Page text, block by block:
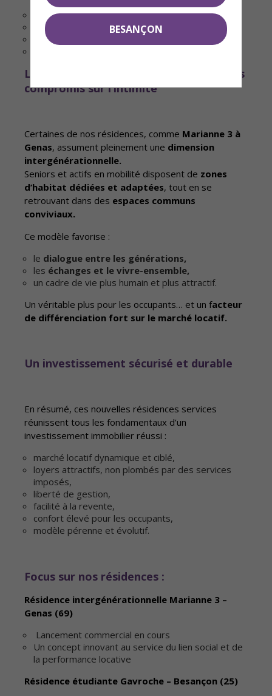
pas de dépendance à un exploitant,
pas de contraintes lourdes en cas de revente,
une liquidité du bien préservée.
L’intergénérationnel : créer du lien, sans
compromis sur l’intimité
Certaines de nos résidences, comme Marianne 3 à
Genas, assument pleinement une dimension
intergénérationnelle.
Seniors et actifs en mobilité disposent de zones
d’habitat dédiées et adaptées, tout en se
retrouvant dans des espaces communs
conviviaux.
Ce modèle favorise :
le dialogue entre les générations,
les échanges et le vivre-ensemble,
un cadre de vie plus humain et plus attractif.
Un véritable plus pour les occupants… et un facteur
de différenciation fort sur le marché locatif.
Un investissement sécurisé et durable
En résumé, ces nouvelles résidences services
réunissent tous les fondamentaux d’un
investissement immobilier réussi :
marché locatif dynamique et ciblé,
loyers attractifs, non plombés par des services
imposés,
liberté de gestion,
facilité à la revente,
confort élevé pour les occupants,
modèle pérenne et évolutif.
Focus sur nos résidences :
Résidence intergénérationnelle Marianne 3 –
Genas (69)
Lancement commercial en cours
Un concept innovant au service du lien social et de
la performance locative
Résidence étudiante Gavroche – Besançon (25)
BESANÇON